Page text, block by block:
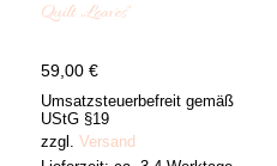
Quilt „Leaves“
59,00€
Umsatzsteuerbefreit gemäß
UStG §19
zzgl.Versand